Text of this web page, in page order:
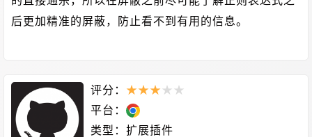
后更加精准的屏蔽，防止看不到有用的信息。
评分： ★★★ ★ ★
平台：
类型： 扩展插件